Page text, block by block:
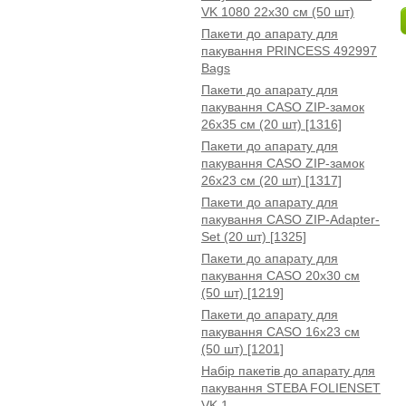
VK 1080 22x30 см (50 шт)
Пакети до апарату для
пакування PRINCESS 492997
Bags
Пакети до апарату для
пакування CASO ZIP-замок
26x35 см (20 шт) [1316]
Пакети до апарату для
пакування CASO ZIP-замок
26x23 см (20 шт) [1317]
Пакети до апарату для
пакування CASO ZIP-Adapter-
Set (20 шт) [1325]
Пакети до апарату для
пакування CASO 20х30 см
(50 шт) [1219]
Пакети до апарату для
пакування CASO 16x23 см
(50 шт) [1201]
Набір пакетів до апарату для
пакування STEBA FOLIENSET